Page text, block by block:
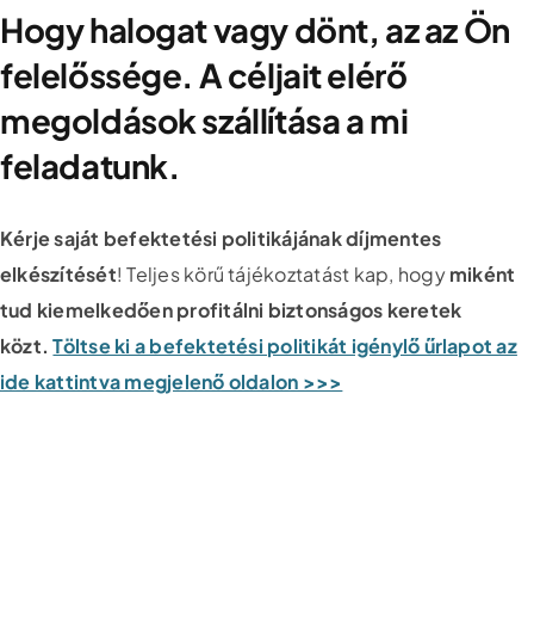
Hogy halogat vagy dönt, az az Ön
felelőssége. A céljait elérő
megoldások szállítása a mi
feladatunk.
Kérje saját befektetési politikájának díjmentes
elkészítését! Teljes körű tájékoztatást kap, hogymiként
tud kiemelkedően profitálni biztonságos keretek
közt. Töltse ki a befektetési politikát igénylő űrlapot az
ide kattintva megjelenő oldalon >>>